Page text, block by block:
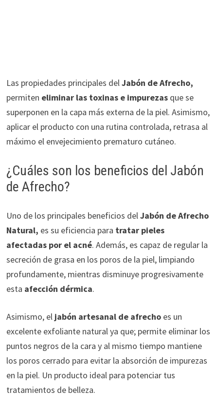
Las propiedades principales delJabón de Afrecho,
permiten eliminar las toxinas e impurezasque se
superponen en la capa más externa de la piel. Asimismo,
aplicar el producto con una rutina controlada, retrasa al
máximo el envejecimiento prematuro cutáneo.
¿Cuáles son los beneficios del Jabón
de Afrecho?
Uno de los principales beneficios delJabón de Afrecho
Natural, es su eficiencia para tratar pieles
afectadas por el acné. Además, es capaz de regular la
secreción de grasa en los poros de la piel, limpiando
profundamente, mientras disminuye progresivamente
esta afección dérmica.
Asimismo, eljabón artesanal de afrecho es un
excelente exfoliante natural ya que; permite eliminar los
puntos negros de la cara y al mismo tiempo mantiene
los poros cerrado para evitar la absorción de impurezas
en la piel. Un producto ideal para potenciar tus
tratamientos de belleza.